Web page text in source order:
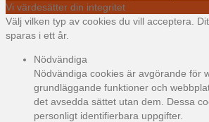
Vi värdesätter din integritet
Välj vilken typ av cookies du vill acceptera.
sparas i ett år.
Nödvändiga
Nödvändiga cookies är avgörande för
grundläggande funktioner och
det avsedda sättet utan dem. Dessa
personligt identifierbara uppgifter.